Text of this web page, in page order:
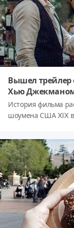
Вышел
Хью
История фильма
шоумена США XIX
цирк и сделал его
цирком в США,
Американского